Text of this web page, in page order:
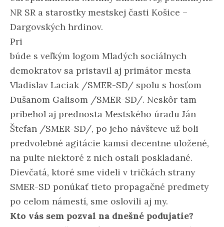
NR SR a starostky mestskej časti Košice –
Dargovských hrdinov.
Pri
búde s veľkým logom Mladých sociálnych
demokratov sa pristavil aj primátor mesta
Vladislav Laciak /SMER-SD/ spolu s hosťom
Dušanom Galisom /SMER-SD/. Neskôr tam
pribehol aj prednosta Mestského úradu Ján
Štefan /SMER-SD/, po jeho návšteve už boli
predvolebné agitácie kamsi decentne uložené,
na pulte niektoré z nich ostali poskladané.
Dievčatá, ktoré sme videli v tričkách strany
SMER-SD ponúkať tieto propagačné predmety
po celom námestí, sme oslovili aj my.
Kto vás sem pozval na dnešné podujatie?